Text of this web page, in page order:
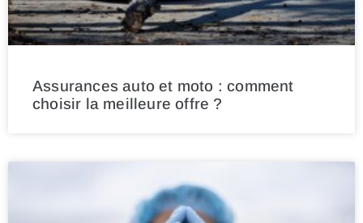
Assurances auto et moto : comment
choisir la meilleure offre ?